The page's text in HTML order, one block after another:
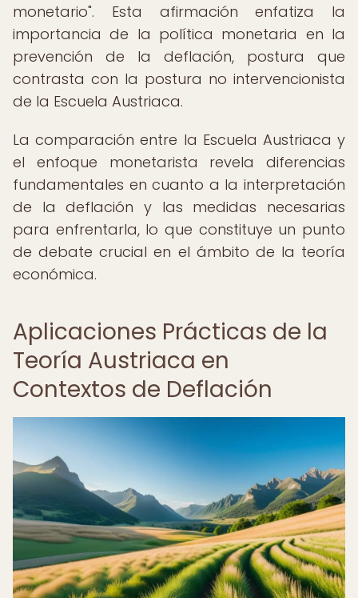
monetario". Esta afirmación enfatiza la
importancia de la política monetaria en la
prevención de la deflación, postura que
contrasta con la postura no intervencionista
de la Escuela Austriaca.
La comparación entre la Escuela Austriaca y
el enfoque monetarista revela diferencias
fundamentales en cuanto a la interpretación
de la deflación y las medidas necesarias
para enfrentarla, lo que constituye un punto
de debate crucial en el ámbito de la teoría
económica.
Aplicaciones Prácticas de la
Teoría Austriaca en
Contextos de Deflación